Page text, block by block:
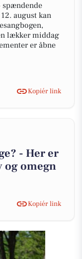
spændende
august kan
lækker middag
er åbne
Kopiér link
- Her er
og omegn
Kopiér link